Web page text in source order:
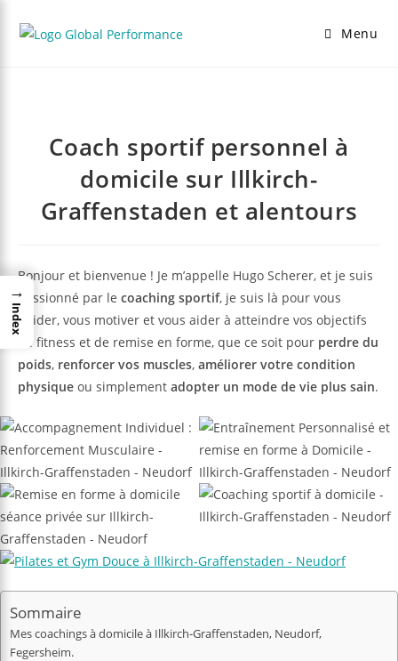
Menu
Coach sportif personnel à
domicile sur Illkirch-
Graffenstaden et alentours
Bonjour et bienvenue ! Je m’appelle Hugo Scherer, et je suis
passionné par le coaching sportif, je suis là pour vous
guider, vous motiver et vous aider à atteindre vos objectifs
de fitness et de remise en forme, que ce soit pour perdre du
poids, renforcer vos muscles, améliorer votre condition
physique ou simplement adopter un mode de vie plus sain.
Sommaire
Mes coachings à domicile à Illkirch-Graffenstaden, Neudorf,
Fegersheim.
→
Index